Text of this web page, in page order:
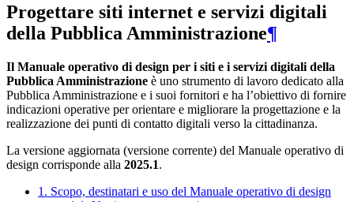
Progettare siti internet e servizi digitali
della Pubblica Amministrazione¶
Il Manuale operativo di design per i siti e i servizi digitali della
Pubblica Amministrazione è uno strumento di lavoro dedicato alla
Pubblica Amministrazione e i suoi fornitori e ha l’obiettivo di fornire
indicazioni operative per orientare e migliorare la progettazione e la
realizzazione dei punti di contatto digitali verso la cittadinanza.
La versione aggiornata (versione corrente) del Manuale operativo di
design corrisponde alla 2025.1.
1. Scopo, destinatari e uso del Manuale operativo di design